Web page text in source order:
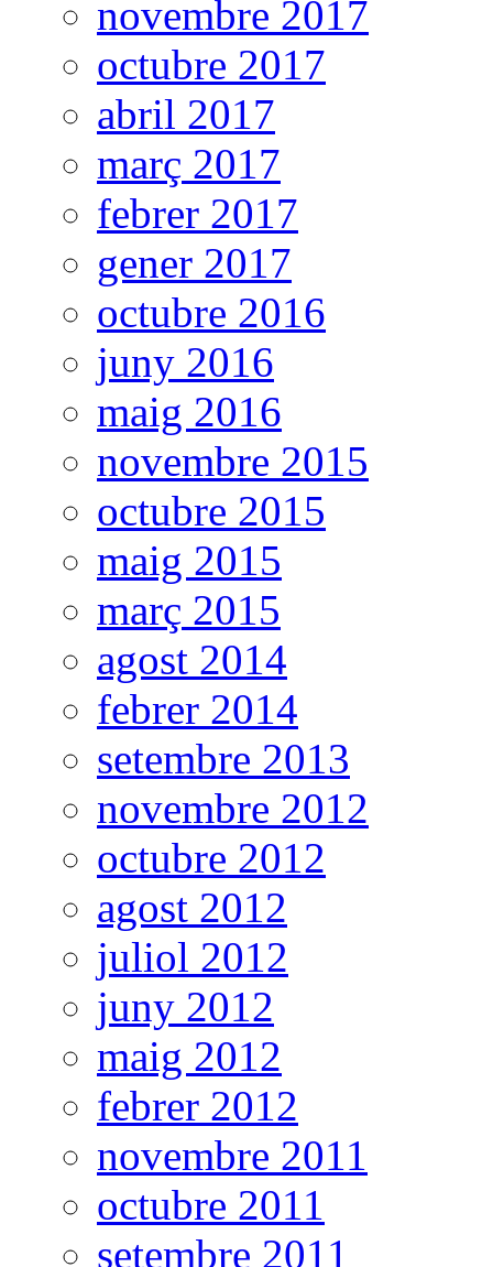
novembre 2017
octubre 2017
abril 2017
març 2017
febrer 2017
gener 2017
octubre 2016
juny 2016
maig 2016
novembre 2015
octubre 2015
maig 2015
març 2015
agost 2014
febrer 2014
setembre 2013
novembre 2012
octubre 2012
agost 2012
juliol 2012
juny 2012
maig 2012
febrer 2012
novembre 2011
octubre 2011
setembre 2011